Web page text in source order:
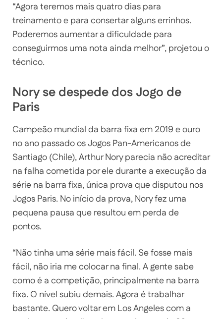
“Agora teremos mais quatro dias para
treinamento e para consertar alguns errinhos.
Poderemos aumentar a dificuldade para
conseguirmos uma nota ainda melhor”, projetou o
técnico.
Nory se despede dos Jogo de
Paris
Campeão mundial da barra fixa em 2019 e ouro
no ano passado os Jogos Pan-Americanos de
Santiago (Chile), Arthur Nory parecia não acreditar
na falha cometida por ele durante a execução da
série na barra fixa, única prova que disputou nos
Jogos Paris. No início da prova, Nory fez uma
pequena pausa que resultou em perda de
pontos.
“Não tinha uma série mais fácil. Se fosse mais
fácil, não iria me colocar na final. A gente sabe
como é a competição, principalmente na barra
fixa. O nível subiu demais. Agora é trabalhar
bastante. Quero voltar em Los Angeles com a